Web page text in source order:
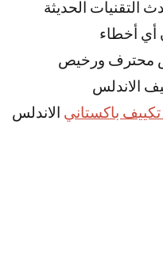
الحديثة
أي أخطاء
محترف ورخيص
الاندلس
باكستاني الاندلس